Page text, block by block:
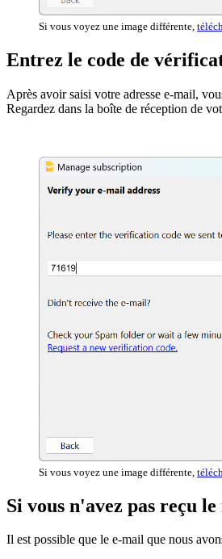
Si vous voyez une image différente,
Entrez le code de
Après avoir saisi votre adresse e-mail,
Regardez dans la boîte de réception de
Si vous voyez une image différente,
Si vous n'avez pas reçu le
Il est possible que le e-mail que nous